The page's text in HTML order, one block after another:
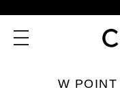
新規会
toggle
navigation
W POINT